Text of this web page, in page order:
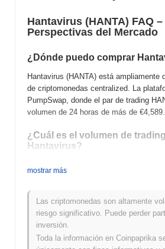
Hantavirus (HANTA) FAQ
Perspectivas del Mercado
¿Dónde puedo comprar
Hantavirus (HANTA) está ampliamente
de criptomonedas centralized. La
PumpSwap, donde el par de trading
volumen de 24 horas de más de
¿Cuál es el volumen de
Hantavirus?
En las últimas 24 horas, el volumen de
comparación con el día anterior. Esto
plazo en la actividad de trading.
¿Cuál es el historial del rango
Hantavirus?
mostrar más
Las criptomonedas son altamente
riesgo significativo. Puede perder
inversión.
Toda la información en Coinpaprika